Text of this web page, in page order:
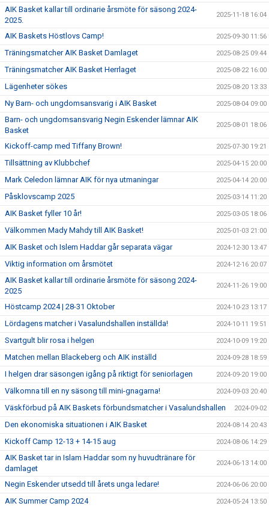
AIK Basket kallar till ordinarie årsmöte för säsong 2024-
2025.
2025-11-18 16:04
AIK Baskets Höstlovs Camp! 2025-09-30 11:56
Träningsmatcher AIK Basket Damlaget 2025-08-25 09:44
Träningsmatcher AIK Basket Herrlaget 2025-08-22 16:00
Lägenheter sökes 2025-08-20 13:33
Ny Barn- och ungdomsansvarig i AIK Basket 2025-08-04 09:00
Barn- och ungdomsansvarig Negin Eskender lämnar AIK
Basket
2025-08-01 18:06
Kickoff-camp med Tiffany Brown! 2025-07-30 19:21
Tillsättning av Klubbchef 2025-04-15 20:00
Mark Celedon lämnar AIK för nya utmaningar 2025-04-14 20:00
Påsklovscamp 2025 2025-03-14 11:20
AIK Basket fyller 10 år! 2025-03-05 18:06
Välkommen Mady Mahdy till AIK Basket! 2025-01-03 21:00
AIK Basket och Islem Haddar går separata vägar 2024-12-30 13:47
Viktig information om årsmötet 2024-12-16 20:07
AIK Basket kallar till ordinarie årsmöte för säsong 2024-
2025
2024-11-26 19:00
Höstcamp 2024 | 28-31 Oktober 2024-10-23 13:17
Lördagens matcher i Vasalundshallen inställda! 2024-10-11 19:51
Svartgult blir rosa i helgen 2024-10-09 19:20
Matchen mellan Blackeberg och AIK inställd 2024-09-28 18:59
I helgen drar säsongen igång på riktigt för seniorlagen 2024-09-20 19:00
Välkomna till en ny säsong till mini-gnagarna! 2024-09-03 20:40
Väskförbud på AIK Baskets förbundsmatcher i Vasalundshallen 2024-09-02
Den ekonomiska situationen i AIK Basket 2024-08-14 20:43
Kickoff Camp 12-13 + 14-15 aug 2024-08-06 14:29
AIK Basket tar in Islam Haddar som ny huvudtränare för
damlaget
2024-06-13 14:00
Negin Eskender utsedd till årets unga ledare! 2024-06-06 20:00
AIK Summer Camp 2024 2024-05-24 13:50